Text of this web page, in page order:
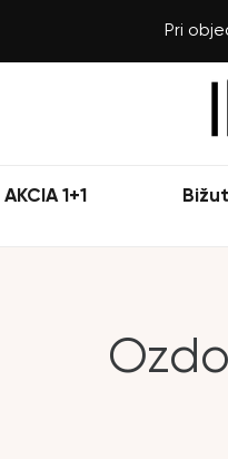
Pri
AKCIA 1+1